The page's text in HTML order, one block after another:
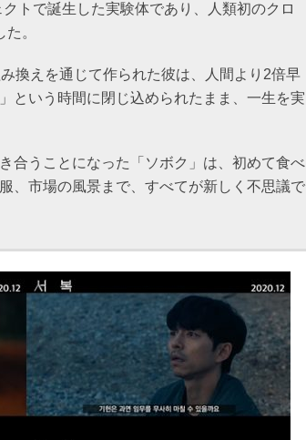
トで誕生した実験体であり、人類初のクロ
。
換えを通じて作られた彼は、人間より2倍早
という時間に閉じ込められたまま、一生を実
合うことになった「ソボク」は、初めて食べ
、市場の風景まで、すべてが新しく不思議で